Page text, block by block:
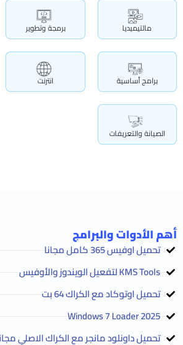
مالتيميديا برمجة وتطوير
برامج أساسية انترنت
الصيانة والتعريفات
أهم الأدوات والبرامج
تحميل اوفيس 365 كامل مجانا
KMS Tools لتفعيل الويندوز والأوفيس
تحميل اوتوكاد مع الكراك 64 بت
2025 Windows 7 Loader
تحميل داونلود مانجر مع الكراك الاصلي